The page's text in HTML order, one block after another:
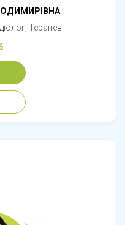
Терапевт